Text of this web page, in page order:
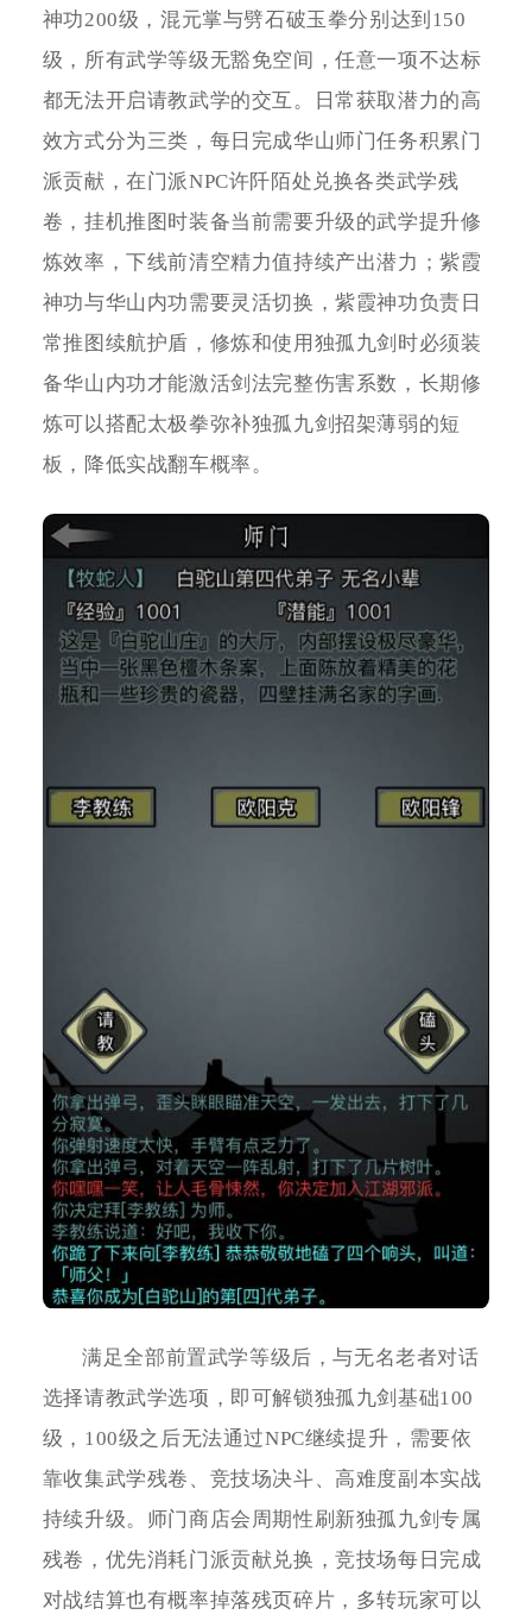
神功200级，混元掌与劈石破玉拳分别达到150
级，所有武学等级无豁免空间，任意一项不达标
都无法开启请教武学的交互。日常获取潜力的高
效方式分为三类，每日完成华山师门任务积累门
派贡献，在门派NPC许阡陌处兑换各类武学残
卷，挂机推图时装备当前需要升级的武学提升修
炼效率，下线前清空精力值持续产出潜力；紫霞
神功与华山内功需要灵活切换，紫霞神功负责日
常推图续航护盾，修炼和使用独孤九剑时必须装
备华山内功才能激活剑法完整伤害系数，长期修
炼可以搭配太极拳弥补独孤九剑招架薄弱的短
板，降低实战翻车概率。
满足全部前置武学等级后，与无名老者对话
选择请教武学选项，即可解锁独孤九剑基础100
级，100级之后无法通过NPC继续提升，需要依
靠收集武学残卷、竞技场决斗、高难度副本实战
持续升级。师门商店会周期性刷新独孤九剑专属
残卷，优先消耗门派贡献兑换，竞技场每日完成
对战结算也有概率掉落残页碎片，多转玩家可以